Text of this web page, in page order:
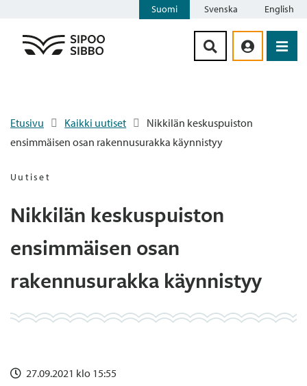
Suomi Svenska English
Etusivu Kaikki uutiset
Nikkilän keskuspuiston
ensimmäisen osan rakennusurakka käynnistyy
Uutiset
Nikkilän keskuspuiston
ensimmäisen osan
rakennusurakka käynnistyy
27.09.2021 klo 15:55